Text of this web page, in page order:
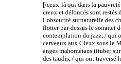
[/ceux-là qui dans la
creux et défoncés sont restés
l’obscurité surnaturelle des
flotter par-dessus le sommet
contemplation du jazz, / qui
cerveaux aux Cieux sous le
anges mahométans tituber
des taudis, / qui ont traversé